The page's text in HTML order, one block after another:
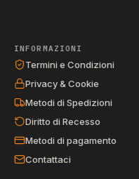
INFORMAZIONI
Termini e Condizioni
Privacy & Cookie
Metodi di Spedizioni
Diritto di Recesso
Metodi di pagamento
Contattaci